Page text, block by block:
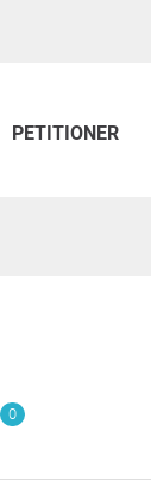
PETITIONER
0